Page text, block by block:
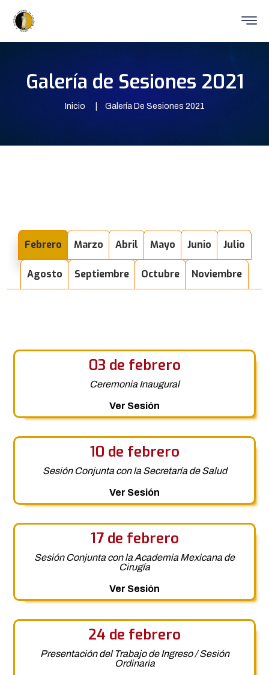
Galería de Sesiones 2021
Inicio Galería De Sesiones 2021
Febrero Marzo Abril Mayo Junio Julio
Agosto Septiembre Octubre Noviembre
03 de febrero
Ceremonia Inaugural
Ver Sesión
10 de febrero
Sesión Conjunta con la Secretaría de Salud
Ver Sesión
17 de febrero
Sesión Conjunta con la Academia Mexicana de
Cirugía
Ver Sesión
24 de febrero
Presentación del Trabajo de Ingreso / Sesión
Ordinaria